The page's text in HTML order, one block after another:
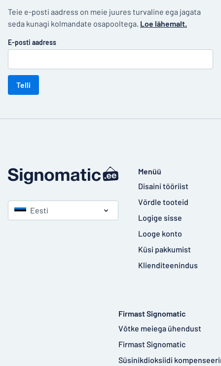
Teie e-posti aadress on meie juures turvaline ega jagata
seda kunagi kolmandate osapooltega. Loe lähemalt.
E-posti aadress
Telli
Eesti
Menüü
Disaini tööriist
Võrdle tooteid
Logige sisse
Looge konto
Küsi pakkumist
Klienditeenindus
Firmast Signomatic
Võtke meiega ühendust
Firmast Signomatic
Süsinikdioksiidi